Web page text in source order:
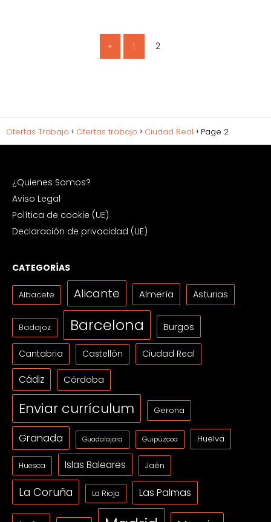
« 1 2
Ofertas Trabajo Ofertas trabajo Ciudad Real Page 2
¿Quienes Somos?
Aviso Legal
Política de cookie (UE)
Declaración de privacidad (UE)
CATEGORÍAS
Albacete Alicante Almería Asturias
Badajoz Barcelona Burgos
Cantabria Castellón Ciudad Real
Cádiz Córdoba
Enviar currículum Gerona
Granada Guadalajara Guipúzcoa Huelva
Huesca Islas Baleares Jaén
La Coruña La Rioja Las Palmas